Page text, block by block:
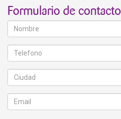
Formulario de contacto